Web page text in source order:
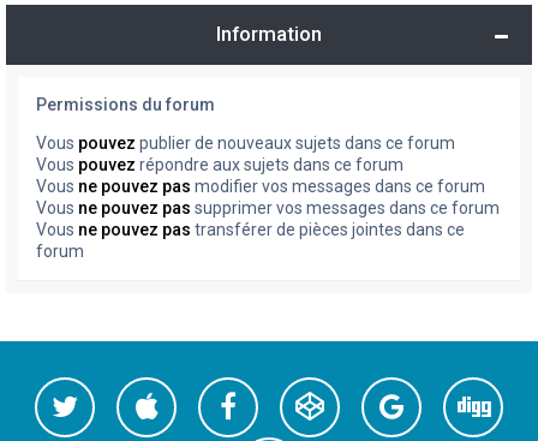
Information
Permissions du forum
Vous pouvez publier de nouveaux sujets dans ce forum
Vous pouvez répondre aux sujets dans ce forum
Vous ne pouvez pas modifier vos messages dans ce forum
Vous ne pouvez pas supprimer vos messages dans ce forum
Vous ne pouvez pas transférer de pièces jointes dans ce
forum